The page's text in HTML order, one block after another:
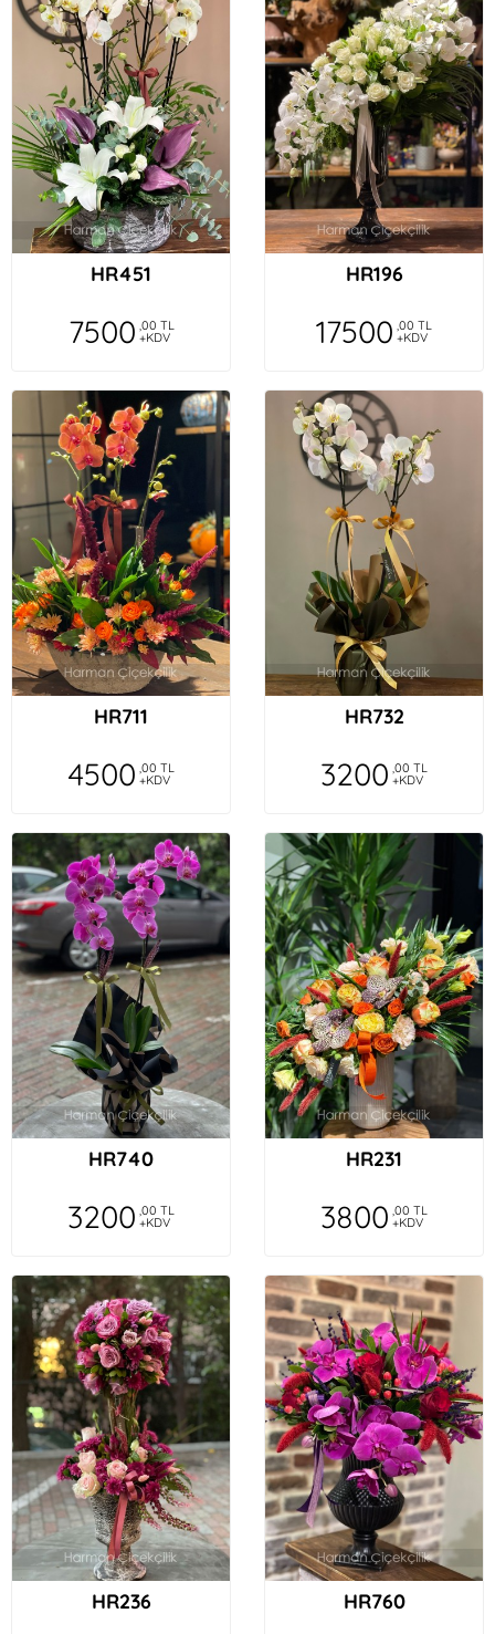
HR451
7500 ,00 TL
+KDV
HR196
17500 ,00 TL
+KDV
HR711
4500 ,00 TL
+KDV
HR732
3200 ,00 TL
+KDV
HR740
3200 ,00 TL
+KDV
HR231
3800 ,00 TL
+KDV
HR236 HR760